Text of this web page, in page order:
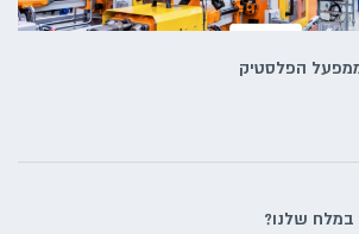
הפלסטיק
במלח שלנו?